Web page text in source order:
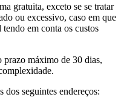
gratuita, exceto se se tratar
ou excessivo, caso em que
em conta os custos
prazo máximo de 30 dias,
dos seguintes endereços: